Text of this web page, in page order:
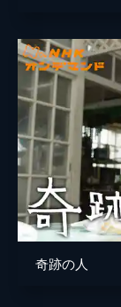
奇跡の人